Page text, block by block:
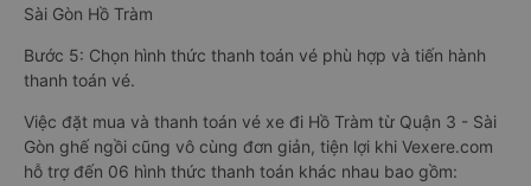
Sài Gòn Hồ Tràm
Bước 5: Chọn hình thức thanh toán vé phù hợp và tiến hành
thanh toán vé.
Việc đặt mua và thanh toán vé xe đi Hồ Tràm từ Quận 3 - Sài
Gòn ghế ngồi cũng vô cùng đơn giản, tiện lợi khi Vexere.com
hỗ trợ đến 06 hình thức thanh toán khác nhau bao gồm: